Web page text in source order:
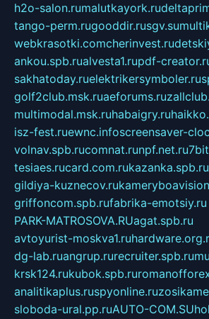
h2o-salon.rumalutkayork.ru
tango-perm.rugooddir.rusgv.su
webkrasotki.comcherinvest.ru
ankou.spb.rualvesta1.rupdf-
sakhatoday.ruelektrikersymboler.ru
golf2club.msk.ruaeforums.ru
multimodal.msk.ruhabaigry.ru
isz-fest.ruewnc.infoscreensaver-
volnav.spb.rucomnat.runpf.net.ru
tesiaes.rucard.com.rukazanka.spb.ru
gildiya-kuznecov.ru
griffoncom.spb.rufabrika-emotsiy.ru
PARK-MATROSOVA.RUagat.spb.ru
avtoyurist-moskva1.ru
dg-lab.ruangrup.rurecruiter.spb.ru
krsk124.rukubok.spb.ru
analitikaplus.ruspyonline.ru
sloboda-ural.pp.ruAUTO-COM.SU